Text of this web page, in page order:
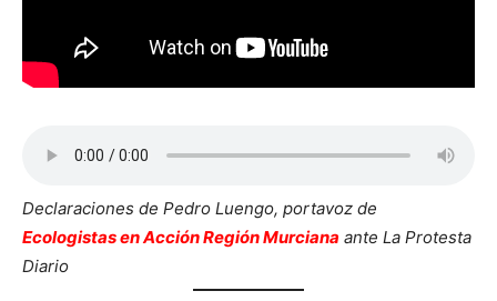
Declaraciones de Pedro Luengo, portavoz de
Ecologistas en Acción Región Murciana ante La Protesta
Diario